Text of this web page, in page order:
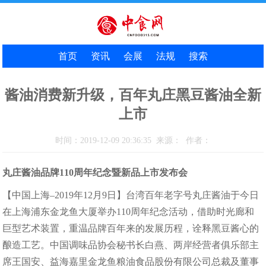
首页 资讯 会展 法规 搜索
酱油消费新升级，百年丸庄黑豆酱油全新
上市
时间：2019-12-09 20:36:35 来源： 作者：
丸庄酱油品牌110周年纪念暨新品上市发布会
【中国上海–2019年12月9日】台湾百年老字号丸庄酱油于今日
在上海浦东金龙鱼大厦举办110周年纪念活动，借助时光廊和
巨型艺术装置，重温品牌百年来的发展历程，诠释黑豆酱心的
酿造工艺。中国调味品协会秘书长白燕、两岸经营者俱乐部主
席王国安、益海嘉里金龙鱼粮油食品股份有限公司总裁及董事